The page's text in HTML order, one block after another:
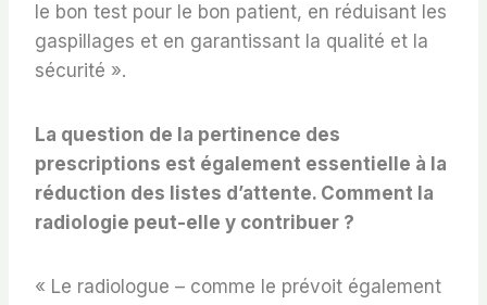
le bon test pour le bon patient, en réduisant les
gaspillages et en garantissant la qualité et la
sécurité ».
La question de la pertinence des
prescriptions est également essentielle à la
réduction des listes d’attente. Comment la
radiologie peut-elle y contribuer ?
« Le radiologue – comme le prévoit également